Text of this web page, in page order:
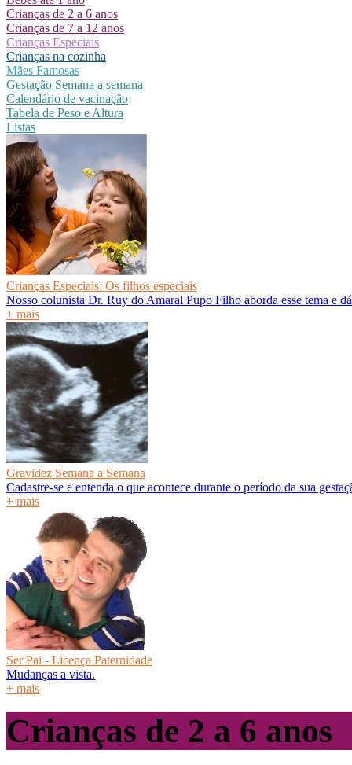
Crianças de 2 a 6 anos
Crianças de 7 a 12 anos
Crianças Especiais
Crianças na cozinha
Mães Famosas
Gestação Semana a semana
Calendário de vacinação
Tabela de Peso e Altura
Listas
Crianças Especiais: Os filhos especiais
Nosso colunista Dr. Ruy do Amaral Pupo Filho aborda esse tema e
+ mais
Gravidez Semana a Semana
Cadastre-se e entenda o que acontece durante o período da sua
+ mais
Ser Pai - Licença Paternidade
Mudanças a vista.
+ mais
Crianças de 2 a 6 anos